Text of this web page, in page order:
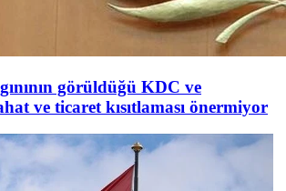
görüldüğü KDC ve
ve ticaret kısıtlaması önermiyor